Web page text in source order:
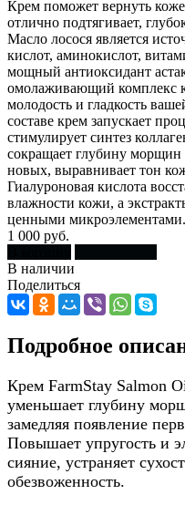
Крем поможет вернуть
отлично подтягивает,
Масло лосося является
кислот, аминокислот,
мощный антиоксидант
омолаживающий комплекс
молодость и гладкость
составе крем запускает
стимулирует синтез
сокращает глубину морщин
новых, выравнивает тон
Гиалуроновая кислота
влажности кожи, а
ценными микроэлементами.
1 000 руб.
В наличии
Поделиться
Подробное
Крем FarmStay Salmon
уменьшает глубину
замедляя появление
Повышает упругость и
сияние, устраняет
обезвоженность.